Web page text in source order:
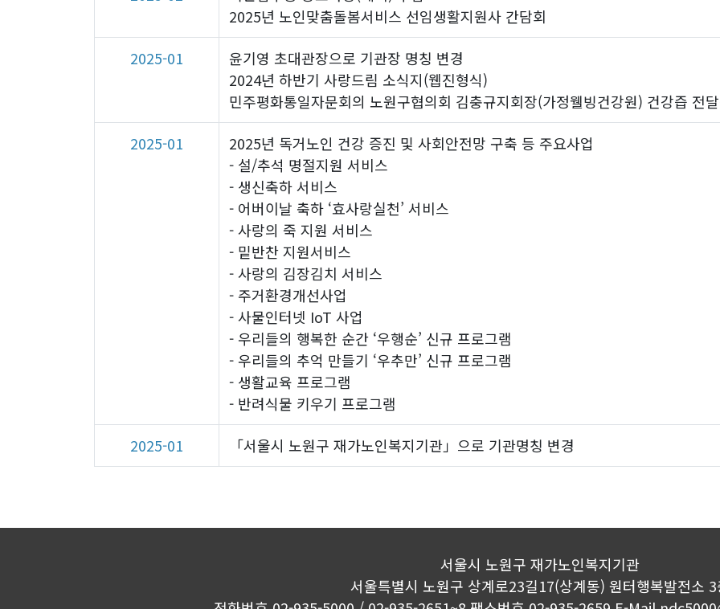
2025년 노인맞춤돌봄서비스 선임생활지원사 간담회
2025-01
윤기영 초대관장으로 기관장 명칭 변경
2024년 하반기 사랑드림 소식지(웹진형식)
민주평화통일자문회의 노원구협의회 김충규지회장(가정웰빙건강원) 건강즙 전
2025-01
2025년 독거노인 건강 증진 및 사회안전망 구축 등 주요사업
- 설/추석 명절지원 서비스
- 생신축하 서비스
- 어버이날 축하 ‘효사랑실천’ 서비스
- 사랑의 죽 지원 서비스
- 밑반찬 지원서비스
- 사랑의 김장김치 서비스
- 주거환경개선사업
- 사물인터넷 IoT 사업
- 우리들의 행복한 순간 ‘우행순’ 신규 프로그램
- 우리들의 추억 만들기 ‘우추만’ 신규 프로그램
- 생활교육 프로그램
- 반려식물 키우기 프로그램
2025-01
「서울시 노원구 재가노인복지기관」으로 기관명칭 변경
서울시 노원구 재가노인복지기관
서울특별시 노원구 상계로23길17(상계동) 원터행복발전소